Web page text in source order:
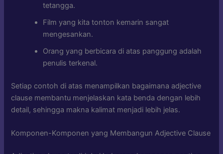
tetangga.
Film yang kita tonton kemarin sangat
mengesankan.
Orang yang berbicara di atas panggung adalah
penulis terkenal.
Setiap contoh di atas menampilkan bagaimana adjective
clause membantu menjelaskan kata benda dengan lebih
detail, sehingga makna kalimat menjadi lebih jelas.
Komponen-Komponen yang Membangun Adjective Clause